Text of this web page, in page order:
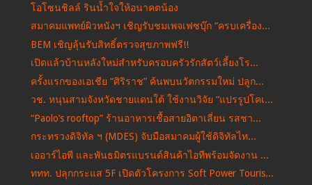
โอโซนชิลล์ รินน้ำใจให้อนาคตน้อง
สมาคมแพทย์ผิวหนังฯ เชิญรับชมเพจเฟซบุ๊ก “ครบเครื่อง...
BEM เชิญลุ้นรับสิทธิ์ตรวจสุขภาพฟรี!!
เปิดแล้วบ้านหลังใหม่สำหรับครอบครัวรักสัตว์เลี้ยงโร...
ครั้งแรกของเอเชีย “ศิริราช” ค้นพบนวัตกรรมใหม่ ปลูก...
วช. หนุนสามจังหวัดชายแดนใต้ ใช้งานวิจัย “แปรรูปโคเ...
“Paolo’s rooftop” ร้านอาหารเชื้อสายอิตาเลี่ยน รสชา...
กระทรวงดิจิทัล ฯ (MDES) จับมือสมาคมผู้ใช้ดิจิทัลไท...
เออาร์ไอพี และพันธมิตรแบรนด์สินค้าไอทีพร้อมจัดงาน ...
ททท. ปลุกกระแส 5F เปิดตัวโครงการ Soft Power Touris...